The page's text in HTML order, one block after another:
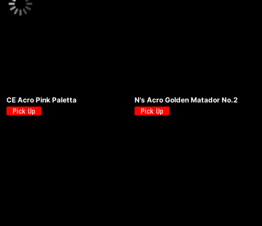
CE Acro Pink Paletta N's Acro Golden Matador No.2